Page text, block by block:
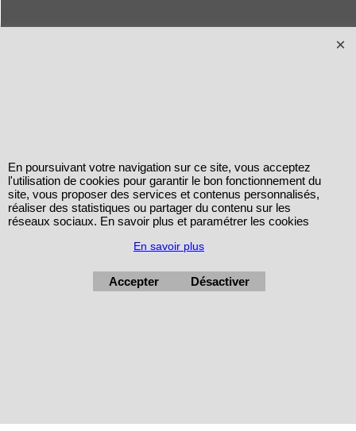
En poursuivant votre navigation sur ce site, vous acceptez
l'utilisation de cookies pour garantir le bon fonctionnement du
site, vous proposer des services et contenus personnalisés,
réaliser des statistiques ou partager du contenu sur les
réseaux sociaux. En savoir plus et paramétrer les cookies
En savoir plus
Accepter Désactiver